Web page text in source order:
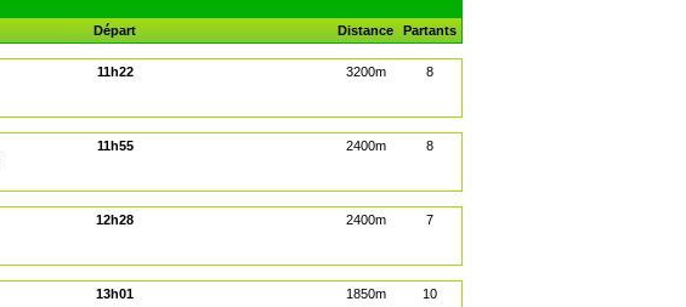
Départ Distance Partants
11h22 3200m 8
11h55 2400m 8
12h28 2400m 7
13h01 1850m 10